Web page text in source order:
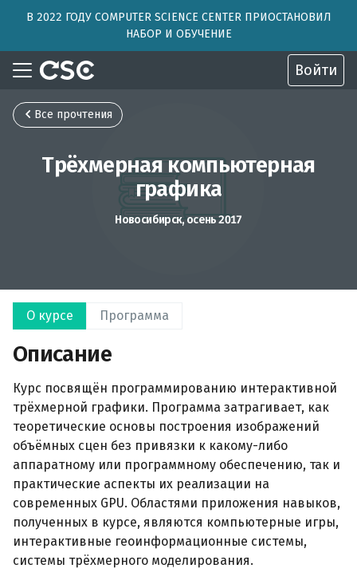
В 2022 ГОДУ COMPUTER SCIENCE CENTER ПРИОСТАНОВИЛ
НАБОР И ОБУЧЕНИЕ
Войти
Все прочтения
Трёхмерная компьютерная
графика
Новосибирск, осень 2017
О курсе Программа
Описание
Курс посвящён программированию интерактивной
трёхмерной графики. Программа затрагивает, как
теоретические основы построения изображений
объёмных сцен без привязки к какому-либо
аппаратному или программному обеспечению, так и
практические аспекты их реализации на
современных GPU. Областями приложения навыков,
полученных в курсе, являются компьютерные игры,
интерактивные геоинформационные системы,
системы трёхмерного моделирования.